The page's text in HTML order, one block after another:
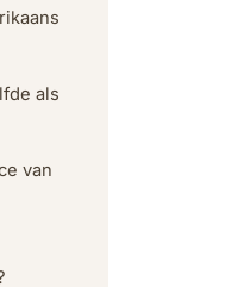
als
van